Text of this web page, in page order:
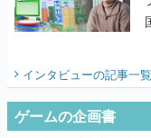
インタビューの記事一覧
ゲームの企画書